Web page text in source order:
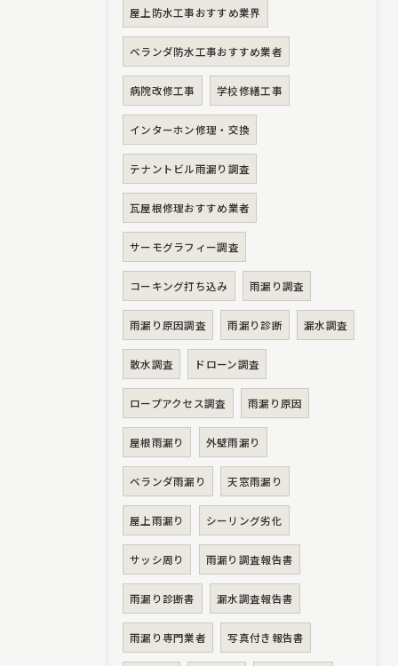
屋上防水工事おすすめ業界
ベランダ防水工事おすすめ業者
病院改修工事 学校修繕工事
インターホン修理・交換
テナントビル雨漏り調査
瓦屋根修理おすすめ業者
サーモグラフィー調査
コーキング打ち込み 雨漏り調査
雨漏り原因調査 雨漏り診断 漏水調査
散水調査 ドローン調査
ロープアクセス調査 雨漏り原因
屋根雨漏り 外壁雨漏り
ベランダ雨漏り 天窓雨漏り
屋上雨漏り シーリング劣化
サッシ周り 雨漏り調査報告書
雨漏り診断書 漏水調査報告書
雨漏り専門業者 写真付き報告書